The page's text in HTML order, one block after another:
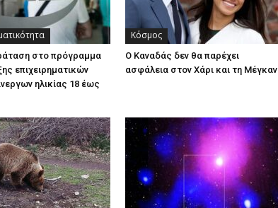
στο πρόγραμμα
επιχειρηματικών
ηλικίας 18 έως
Κόσμος
Ο Καναδάς δεν θα παρέχει
ασφάλεια στον Χάρι και τη Μέγκαν